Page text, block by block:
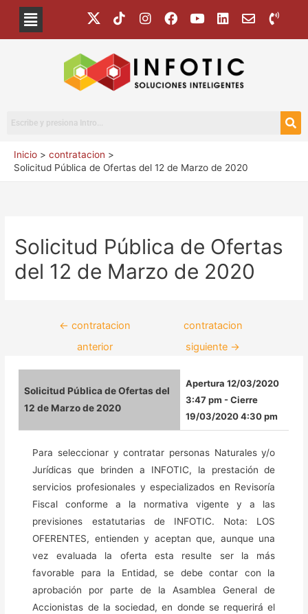
Inicio
contratacion
Solicitud Pública de Ofertas del 12 de Marzo de 2020
Solicitud Pública de Ofertas
del 12 de Marzo de 2020
← contratacion
anterior
contratacion
siguiente →
Solicitud Pública de Ofertas del
12 de Marzo de 2020
Apertura 12/03/2020
3:47 pm - Cierre
19/03/2020 4:30 pm
Para seleccionar y contratar personas Naturales y/o
Jurídicas que brinden a INFOTIC, la prestación de
servicios profesionales y especializados en Revisoría
Fiscal conforme a la normativa vigente y a las
previsiones estatutarias de INFOTIC. Nota: LOS
OFERENTES, entienden y aceptan que, aunque una
vez evaluada la oferta esta resulte ser la más
favorable para la Entidad, se debe contar con la
aprobación por parte de la Asamblea General de
Accionistas de la sociedad, en donde se requerirá el